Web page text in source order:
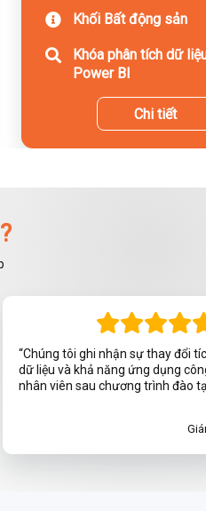
Khối Bất động sản
Khóa phân tích dữ
Power BI
Chi tiết
“Chúng tôi ghi nhận sự thay đổi
dữ liệu và khả năng ứng dụng
nhân viên sau chương trình đào